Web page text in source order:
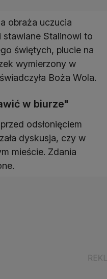
obraża uczucia
Stalinowi to
świętych, plucie na
wymierzony w
Boża Wola.
w biurze"
odsłonięciem
dyskusja, czy w
mieście. Zdania